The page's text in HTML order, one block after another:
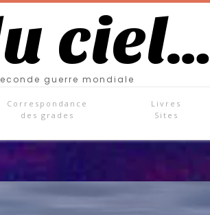
ciel…
guerre mondiale
Correspondance
des grades
Livres
Sites